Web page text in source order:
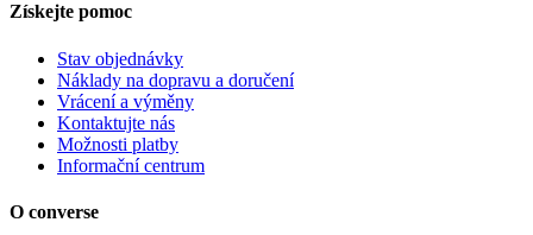
Získejte pomoc
Stav objednávky
Náklady na dopravu a doručení
Vrácení a výměny
Kontaktujte nás
Možnosti platby
Informační centrum
O converse